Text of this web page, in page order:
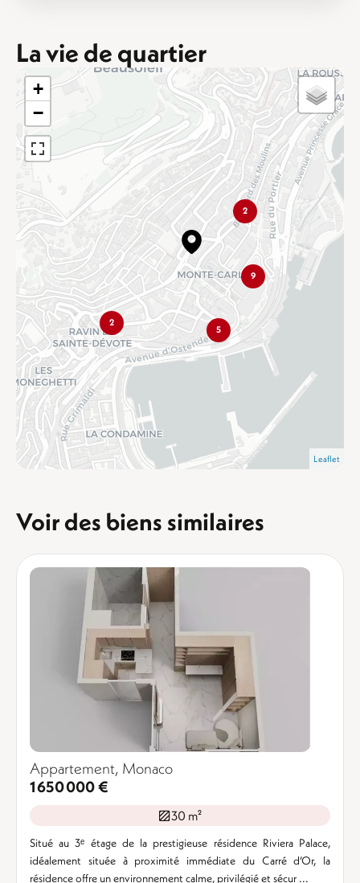
La vie de quartier
2
2
5
9
+
−
Leaflet
Voir des biens similaires
Appartement, Monaco
1 650 000 €
30 m²
Situé au 3ᵉ étage de la prestigieuse résidence Riviera Palace,
idéalement située à proximité immédiate du Carré d’Or, la
résidence offre un environnement calme, privilégié et sécur ...